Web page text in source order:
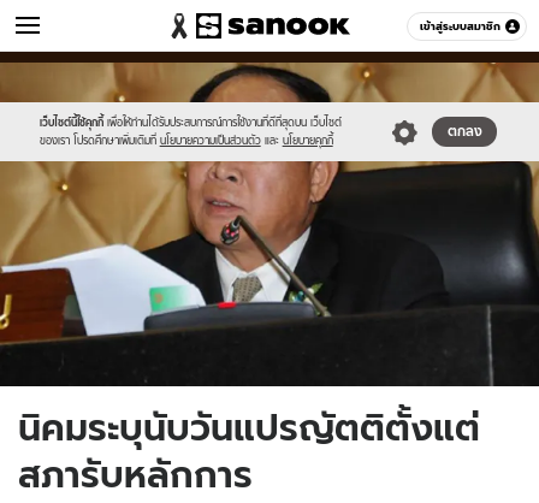
เข้าสู่ระบบสมาชิก
ข่าว หมวดอื่นๆ
เว็บไซต์นี้ใช้คุกกี้ เพื่อให้ท่านได้รับประสบการณ์การใช้งานที่ดีที่สุดบน เว็บไซต์
ของเรา โปรดศึกษาเพิ่มเติมที่ นโยบายความเป็นส่วนตัว และ นโยบายคุกกี้
ตกลง
//s.isanook.com/sr/0/images/logo-
new-
sanook.png
//s.isanook.com/ns/0/ud/236/1181263/447607-
01.jpg
นิคมระบุนับวันแปรญัตติตั้งแต่
สภารับหลักการ